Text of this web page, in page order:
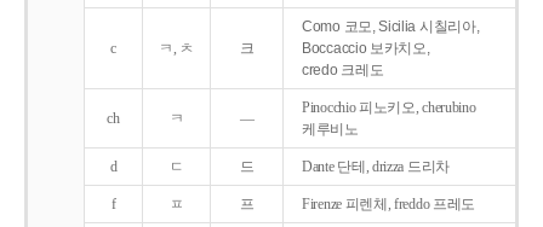
c ㅋ, ㅊ 크
Como 코모, Sicilia 시칠리아,
Boccaccio 보카치오,
credo 크레도
ch ㅋ ―
Pinocchio 피노키오, cherubino
케루비노
d ㄷ 드 Dante 단테, drizza 드리차
f ㅍ 프 Firenze 피렌체, freddo 프레도